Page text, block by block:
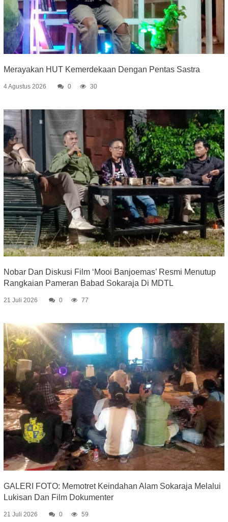
Merayakan HUT Kemerdekaan Dengan Pentas Sastra
4 Agustus 2026 0 30
Nobar Dan Diskusi Film ‘Mooi Banjoemas’ Resmi Menutup
Rangkaian Pameran Babad Sokaraja Di MDTL
21 Juli 2026 0 77
GALERI FOTO: Memotret Keindahan Alam Sokaraja Melalui
Lukisan Dan Film Dokumenter
21 Juli 2026 0 59